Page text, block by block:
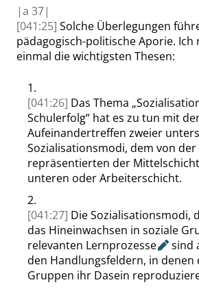
|a 37|
[041:25] Solche Überlegungen
pädagogisch-politische Aporie. Ich
einmal die wichtigsten Thesen:
1.
[041:26] Das Thema „
Schulerfolg“ hat es zu tun mit
Aufeinandertreffen zweier
Sozialisationsmodi, dem von der
repräsentierten der
unteren oder Arbeiterschicht.
2.
[041:27] Die Sozialisationsmodi,
das Hineinwachsen in soziale
relevanten Lernprozesse
sind
den Handlungsfeldern, in denen
Gruppen ihr Dasein